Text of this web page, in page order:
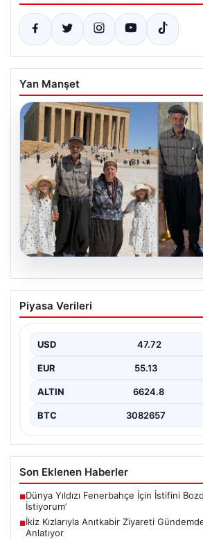
Yan Manşet
İkiz Kızlarıyla Anıtkabir
Gündemde: 71 Yaşında
ailesinin öyküsü, sosyal medyada geniş
uyarmaya…
Piyasa Verileri
USD 47.72
EUR 55.13
ALTIN 6624.8
BTC 3082657
Son Eklenen Haberler
■Dünya Yıldızı Fenerbahçe İçin İstifini
İstiyorum’
■İkiz Kızlarıyla Anıtkabir Ziyareti
Anlatıyor